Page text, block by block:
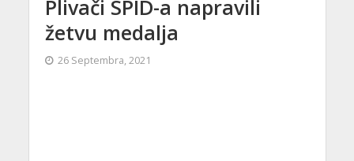
Plivači SPID-a napravili
žetvu medalja
26 Septembra, 2021